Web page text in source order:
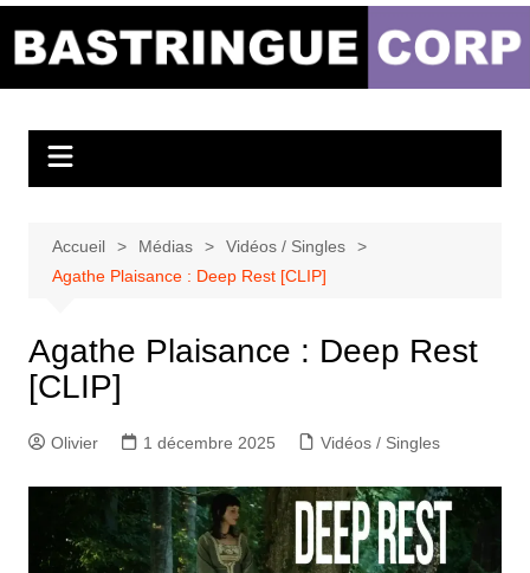
Bastringue Corp –
Musicales
Accueil Médias
Vidéos / Singles
Agathe Plaisance : Deep Rest [CLIP]
Agathe Plaisance : Deep Rest
[CLIP]
Olivier 1 décembre 2025 Vidéos / Singles